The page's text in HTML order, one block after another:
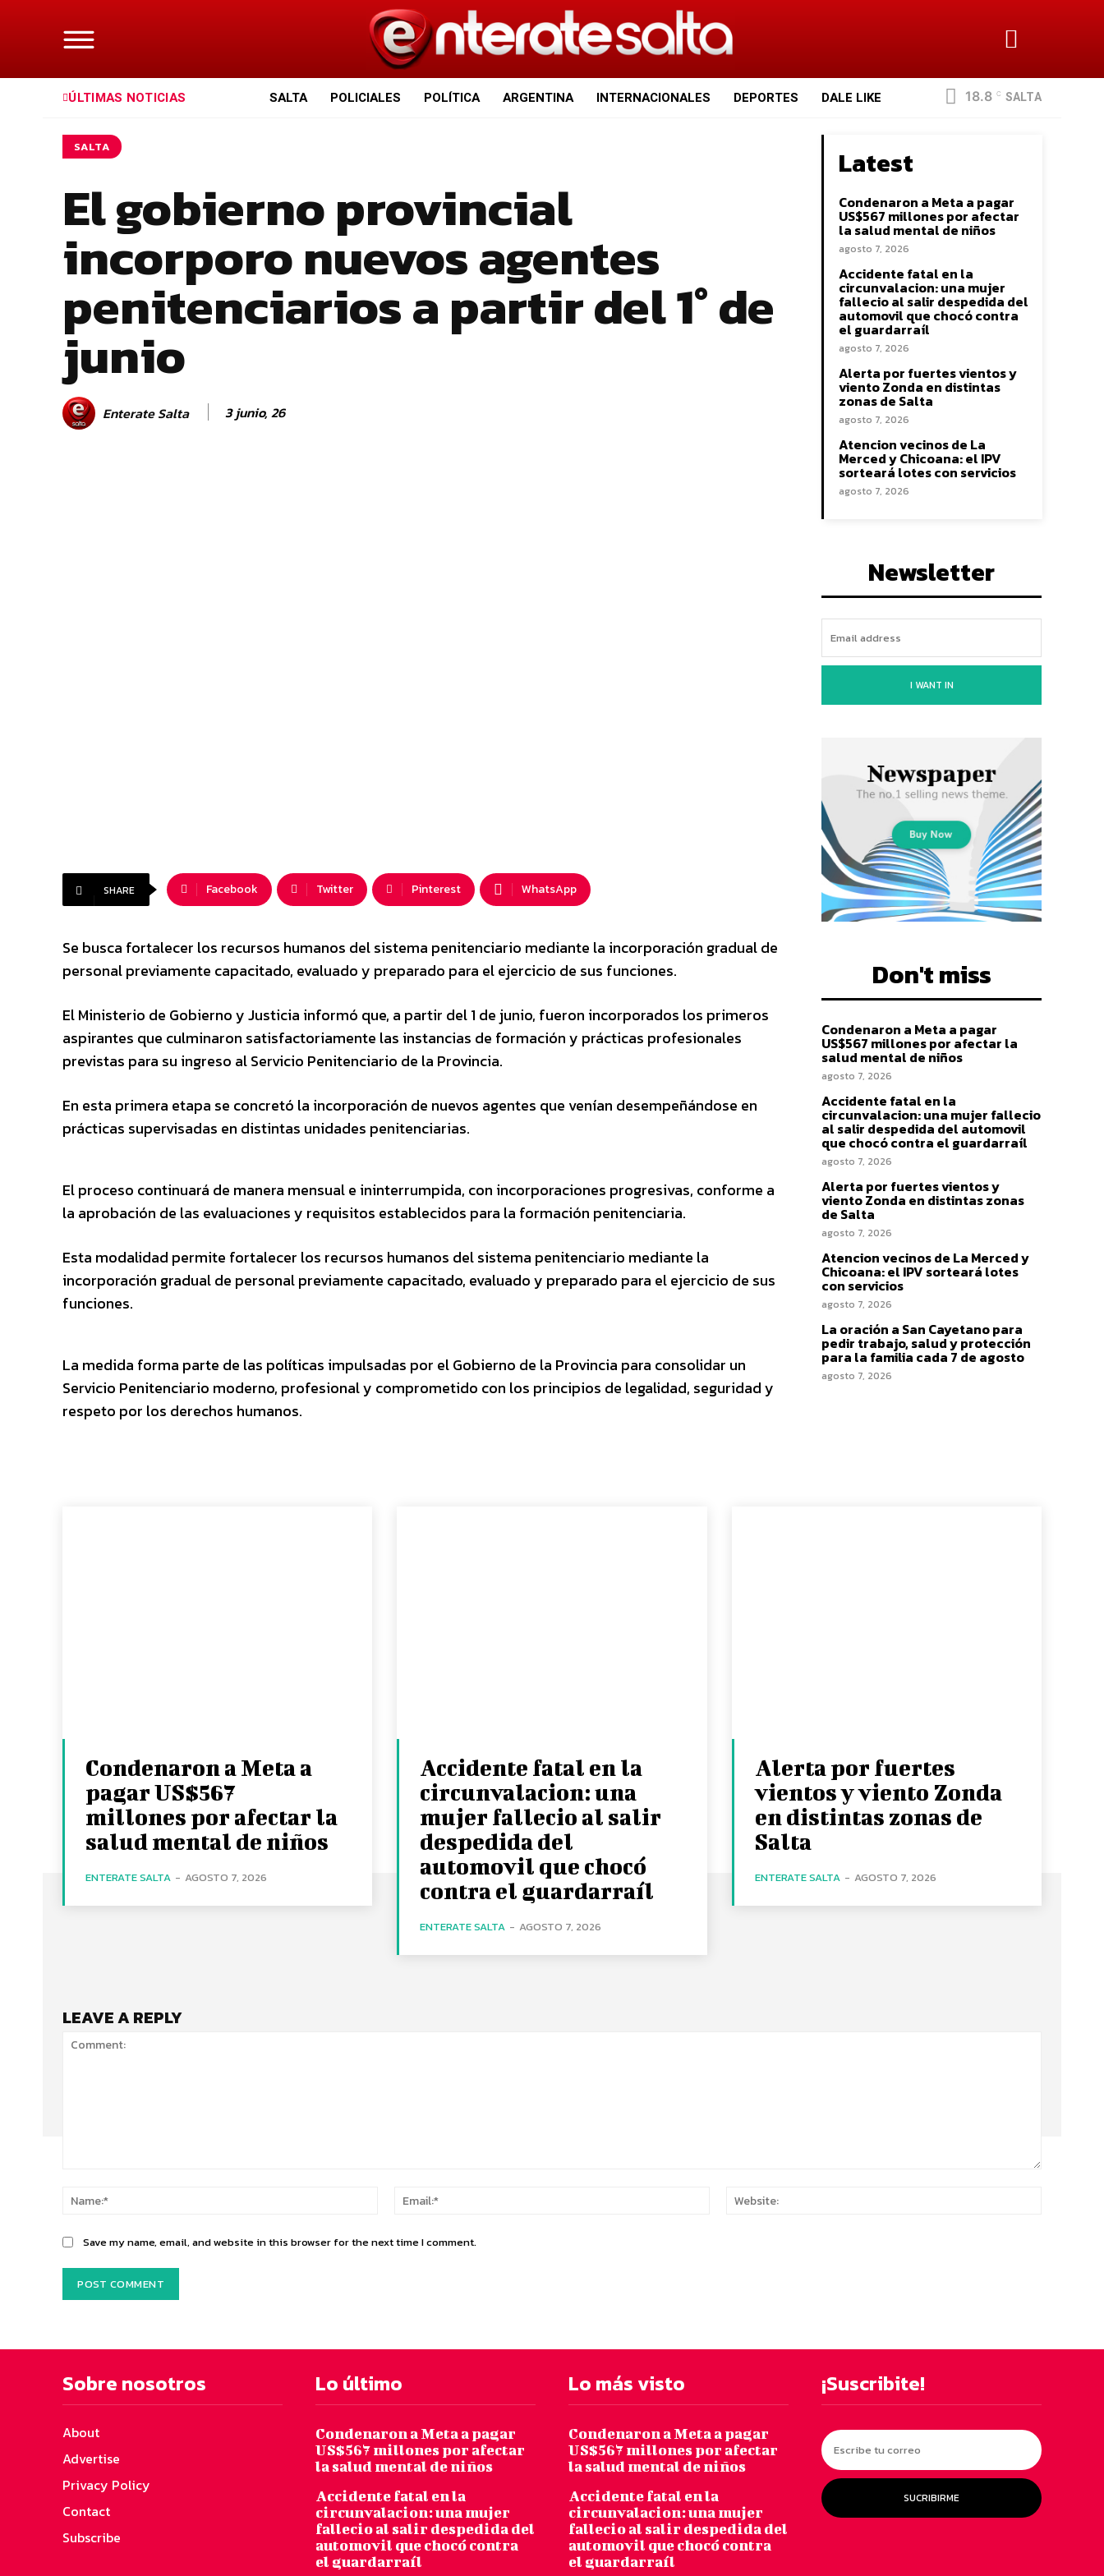
ÚLTIMAS NOTICIAS SALTA POLICIALES POLÍTICA ARGENTINA INTERNACIONALES DEPORTES DALE LIKE 18.8 C SALTA
SALTA
El gobierno provincial
incorporo nuevos agentes
penitenciarios a partir del 1° de
junio
Enterate Salta 3 junio, 26
SHARE Facebook Twitter Pinterest WhatsApp
Se busca fortalecer los recursos humanos del sistema penitenciario mediante la incorporación gradual de
personal previamente capacitado, evaluado y preparado para el ejercicio de sus funciones.
El Ministerio de Gobierno y Justicia informó que, a partir del 1 de junio, fueron incorporados los primeros
aspirantes que culminaron satisfactoriamente las instancias de formación y prácticas profesionales
previstas para su ingreso al Servicio Penitenciario de la Provincia.
En esta primera etapa se concretó la incorporación de nuevos agentes que venían desempeñándose en
prácticas supervisadas en distintas unidades penitenciarias.
El proceso continuará de manera mensual e ininterrumpida, con incorporaciones progresivas, conforme a
la aprobación de las evaluaciones y requisitos establecidos para la formación penitenciaria.
Esta modalidad permite fortalecer los recursos humanos del sistema penitenciario mediante la
incorporación gradual de personal previamente capacitado, evaluado y preparado para el ejercicio de sus
funciones.
La medida forma parte de las políticas impulsadas por el Gobierno de la Provincia para consolidar un
Servicio Penitenciario moderno, profesional y comprometido con los principios de legalidad, seguridad y
respeto por los derechos humanos.
Latest
Condenaron a Meta a pagar
US$567 millones por afectar
la salud mental de niños
agosto 7, 2026
Accidente fatal en la
circunvalacion: una mujer
fallecio al salir despedida del
automovil que chocó contra
el guardarraíl
agosto 7, 2026
Alerta por fuertes vientos y
viento Zonda en distintas
zonas de Salta
agosto 7, 2026
Atencion vecinos de La
Merced y Chicoana: el IPV
sorteará lotes con servicios
agosto 7, 2026
Newsletter
I WANT IN
Don't miss
Condenaron a Meta a pagar
US$567 millones por afectar la
salud mental de niños
agosto 7, 2026
Accidente fatal en la
circunvalacion: una mujer fallecio
al salir despedida del automovil
que chocó contra el guardarraíl
agosto 7, 2026
Alerta por fuertes vientos y
viento Zonda en distintas zonas
de Salta
agosto 7, 2026
Atencion vecinos de La Merced y
Chicoana: el IPV sorteará lotes
con servicios
agosto 7, 2026
La oración a San Cayetano para
pedir trabajo, salud y protección
para la familia cada 7 de agosto
agosto 7, 2026
Condenaron a Meta a
pagar US$567
millones por afectar la
salud mental de niños
ENTERATE SALTA - AGOSTO 7, 2026
Accidente fatal en la
circunvalacion: una
mujer fallecio al salir
despedida del
automovil que chocó
contra el guardarraíl
ENTERATE SALTA - AGOSTO 7, 2026
Alerta por fuertes
vientos y viento Zonda
en distintas zonas de
Salta
ENTERATE SALTA - AGOSTO 7, 2026
LEAVE A REPLY
Name:*
Email:*
Save my name, email, and website in this browser for the next time I comment.
Sobre nosotros
About
Advertise
Privacy Policy
Contact
Subscribe
Lo último
Condenaron a Meta a pagar
US$567 millones por afectar
la salud mental de niños
Accidente fatal en la
circunvalacion: una mujer
fallecio al salir despedida del
automovil que chocó contra
el guardarraíl
Lo más visto
Condenaron a Meta a pagar
US$567 millones por afectar
la salud mental de niños
Accidente fatal en la
circunvalacion: una mujer
fallecio al salir despedida del
automovil que chocó contra
el guardarraíl
¡Suscribite!
SUCRIBIRME